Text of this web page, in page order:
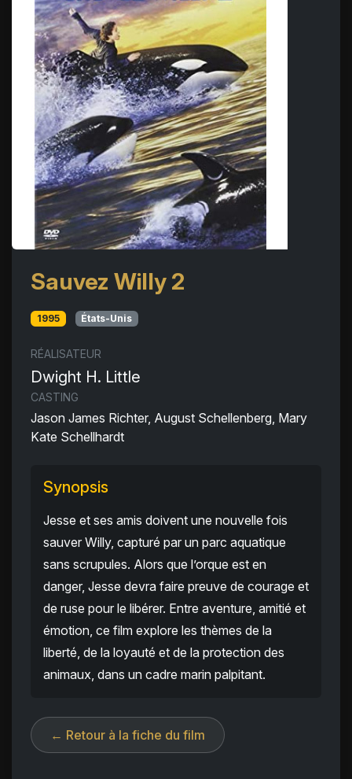
Sauvez Willy 2
1995 États-Unis
RÉALISATEUR
Dwight H. Little
CASTING
Jason James Richter, August Schellenberg, Mary
Kate Schellhardt
Synopsis
Jesse et ses amis doivent une nouvelle fois
sauver Willy, capturé par un parc aquatique
sans scrupules. Alors que l’orque est en
danger, Jesse devra faire preuve de courage et
de ruse pour le libérer. Entre aventure, amitié et
émotion, ce film explore les thèmes de la
liberté, de la loyauté et de la protection des
animaux, dans un cadre marin palpitant.
← Retour à la fiche du film